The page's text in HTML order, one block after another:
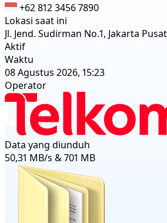
+62 812 3456 7890
Lokasi saat ini
Jl. Jend. Sudirman No.1, Jakarta
Aktif
Waktu
08 Agustus 2026, 15:23
Operator
Data yang diunduh
50,31 MB/s & 701 MB